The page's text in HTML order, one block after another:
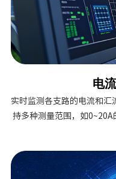
电
实时监测各支路的电流和
持多种测量范围，如0~20A